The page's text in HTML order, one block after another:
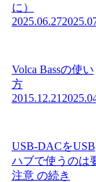
に）
2025.06.27
Volca Bassの使い
方
2015.12.21
USB-DACをUSB
ハブで使うのは
注意 の続き